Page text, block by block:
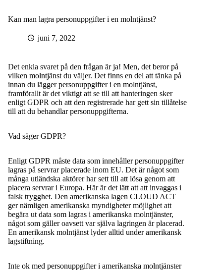
Kan man lagra personuppgifter i en molntjänst?
juni 7, 2022
Det enkla svaret på den frågan är ja! Men, det beror på
vilken molntjänst du väljer. Det finns en del att tänka på
innan du lägger personuppgifter i en molntjänst,
framförallt är det viktigt att se till att hanteringen sker
enligt GDPR och att den registrerade har gett sin tillåtelse
till att du behandlar personuppgifterna.
Vad säger GDPR?
Enligt GDPR måste data som innehåller personuppgifter
lagras på servrar placerade inom EU. Det är något som
många utländska aktörer har sett till att lösa genom att
placera servrar i Europa. Här är det lätt att att invaggas i
falsk trygghet. Den amerikanska lagen CLOUD ACT
ger nämligen amerikanska myndigheter möjlighet att
begära ut data som lagras i amerikanska molntjänster,
något som gäller oavsett var själva lagringen är placerad.
En amerikansk molntjänst lyder alltid under amerikansk
lagstiftning.
Inte ok med personuppgifter i amerikanska molntjänster